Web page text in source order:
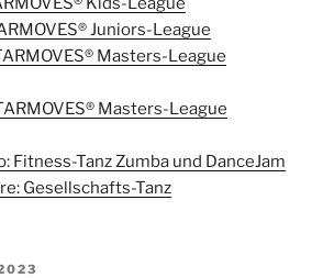
Juniors-League
Masters-League
Masters-League
Fitness-Tanz Zumba und DanceJam
Gesellschafts-Tanz